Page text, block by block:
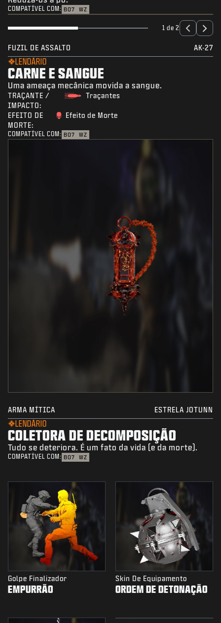
COMPATÍVEL COM: BO7 WZ
1 de 2
FUZIL DE ASSALTO AK-27
LENDÁRIO
CARNE E SANGUE
Uma ameaça mecânica movida a sangue.
TRAÇANTE /
IMPACTO:
Traçantes
EFEITO DE
MORTE:
Efeito de Morte
COMPATÍVEL COM: BO7 WZ
ARMA MÍTICA ESTRELA JOTUNN
LENDÁRIO
COLETORA DE DECOMPOSIÇÃO
Tudo se deteriora. É um fato da vida (e da morte).
COMPATÍVEL COM: BO7 WZ
Golpe Finalizador
EMPURRÃO
Skin De Equipamento
ORDEM DE DETONAÇÃO